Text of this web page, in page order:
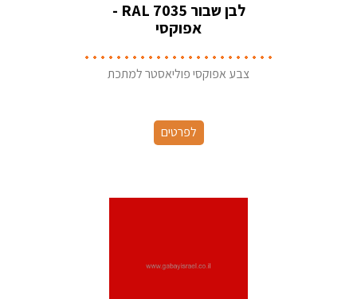
לבן שבור RAL 7035 -
אפוקסי
צבע אפוקסי פוליאסטר למתכת
לפרטים